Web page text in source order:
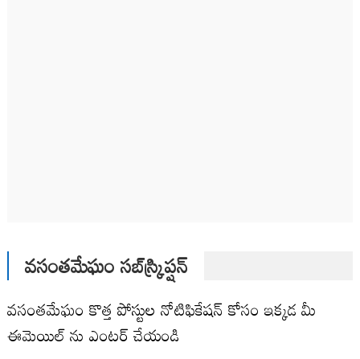
వసంతమేఘం సబ్‌స్క్రిప్షన్
వసంతమేఘం కొత్త పోస్టుల నోటిఫికేషన్ కోసం ఇక్కడ మీ
ఈమెయిల్ ను ఎంటర్ చేయండి